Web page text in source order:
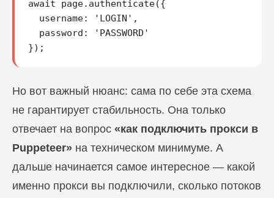
await page.authenticate({
});
Но вот важный нюанс: сама по себе эта схема
не гарантирует стабильность. Она только
отвечает на вопрос «как подключить прокси в
Puppeteer» на техническом минимуме. А
дальше начинается самое интересное — какой
именно прокси вы подключили, сколько потоков